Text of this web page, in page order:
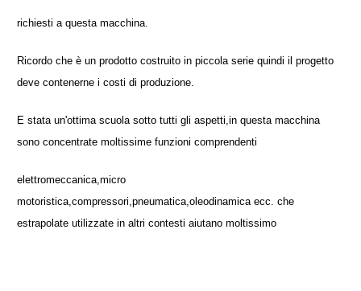
richiesti a questa macchina.
Ricordo che è un prodotto costruito in piccola serie quindi il progetto
deve contenerne i costi di produzione.
E stata un'ottima scuola sotto tutti gli aspetti,in questa macchina
sono concentrate moltissime funzioni comprendenti
elettromeccanica,micro
motoristica,compressori,pneumatica,oleodinamica ecc. che
estrapolate utilizzate in altri contesti aiutano moltissimo